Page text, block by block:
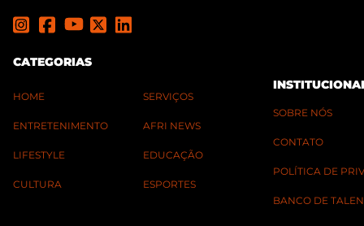
CATEGORIAS
HOME
ENTRETENIMENTO
LIFESTYLE
CULTURA
SERVIÇOS
AFRI NEWS
EDUCAÇÃO
ESPORTES
SOBRE NÓS
CONTATO
POLÍTICA DE
BANCO DE